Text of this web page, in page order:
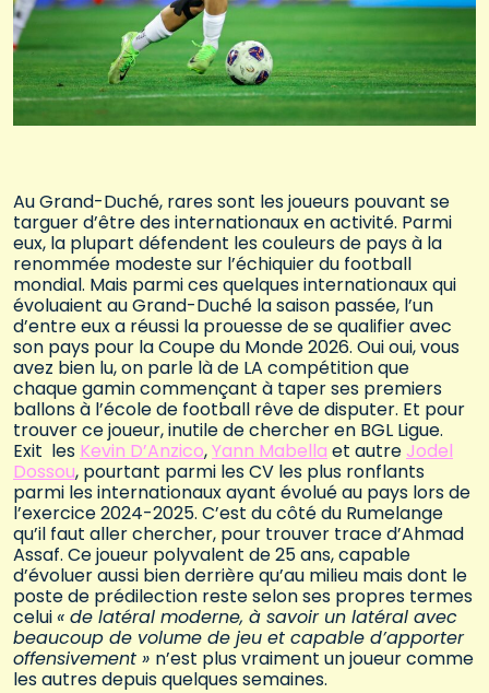
Au Grand-Duché, rares sont les joueurs pouvant se
targuer d’être des internationaux en activité. Parmi
eux, la plupart défendent les couleurs de pays à la
renommée modeste sur l’échiquier du football
mondial. Mais parmi ces quelques internationaux qui
évoluaient au Grand-Duché la saison passée, l’un
d’entre eux a réussi la prouesse de se qualifier avec
son pays pour la Coupe du Monde 2026. Oui oui, vous
avez bien lu, on parle là de LA compétition que
chaque gamin commençant à taper ses premiers
ballons à l’école de football rêve de disputer. Et pour
trouver ce joueur, inutile de chercher en BGL Ligue.
Exit les Kevin D’Anzico,Yann Mabella et autreJodel
Dossou, pourtant parmi les CV les plus ronflants
parmi les internationaux ayant évolué au pays lors de
l’exercice 2024-2025. C’est du côté du Rumelange
qu’il faut aller chercher, pour trouver trace d’Ahmad
Assaf. Ce joueur polyvalent de 25 ans, capable
d’évoluer aussi bien derrière qu’au milieu mais dont le
poste de prédilection reste selon ses propres termes
celui« de latéral moderne, à savoir un latéral avec
beaucoup de volume de jeu et capable d’apporter
offensivement » n’est plus vraiment un joueur comme
les autres depuis quelques semaines.